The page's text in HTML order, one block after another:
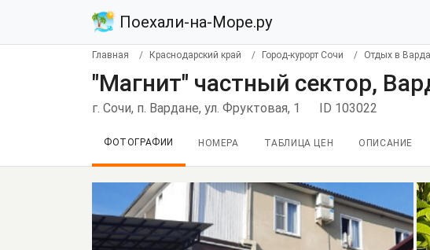
Поехали-на-Море.ру
Главная Краснодарский край Город-курорт Сочи Отдых в
"Магнит" частный сектор,
г. Сочи, п. Вардане, ул. Фруктовая, 1 ID 103022
ФОТОГРАФИИ НОМЕРА ТАБЛИЦА ЦЕН ОПИСАНИЕ